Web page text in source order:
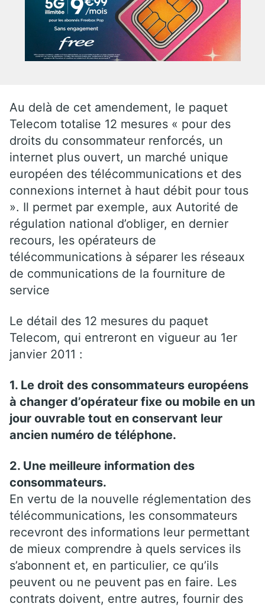
Au delà de cet amendement, le paquet
Telecom totalise 12 mesures « pour des
droits du consommateur renforcés, un
internet plus ouvert, un marché unique
européen des télécommunications et des
connexions internet à haut débit pour tous
». Il permet par exemple, aux Autorité de
régulation national d’obliger, en dernier
recours, les opérateurs de
télécommunications à séparer les réseaux
de communications de la fourniture de
service
Le détail des 12 mesures du paquet
Telecom, qui entreront en vigueur au 1er
janvier 2011 :
1. Le droit des consommateurs européens
à changer d’opérateur fixe ou mobile en un
jour ouvrable tout en conservant leur
ancien numéro de téléphone.
2. Une meilleure information des
consommateurs.
En vertu de la nouvelle réglementation des
télécommunications, les consommateurs
recevront des informations leur permettant
de mieux comprendre à quels services ils
s’abonnent et, en particulier, ce qu’ils
peuvent ou ne peuvent pas en faire. Les
contrats doivent, entre autres, fournir des